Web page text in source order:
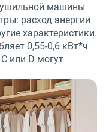
машины
расход энергии
характеристики.
0,55-0,6 кВт*ч
или D могут